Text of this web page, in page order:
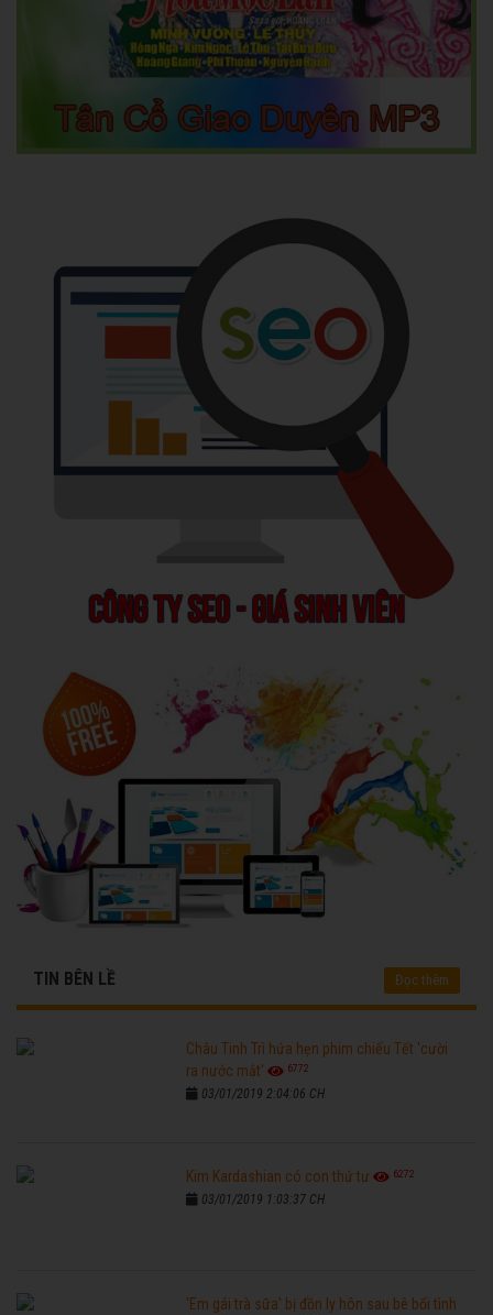
TIN BÊN LỀ Đọc thêm
Châu Tinh Trì hứa hẹn phim chiếu Tết 'cười
ra nước mắt'
6772
03/01/2019 2:04:06 CH
Kim Kardashian có con thứ tư 6272
03/01/2019 1:03:37 CH
'Em gái trà sữa' bị đồn ly hôn sau bê bối tình